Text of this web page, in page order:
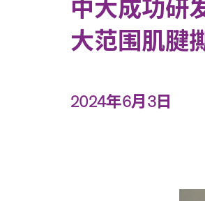
中大成功研
大范围肌腱
2024年6月3日